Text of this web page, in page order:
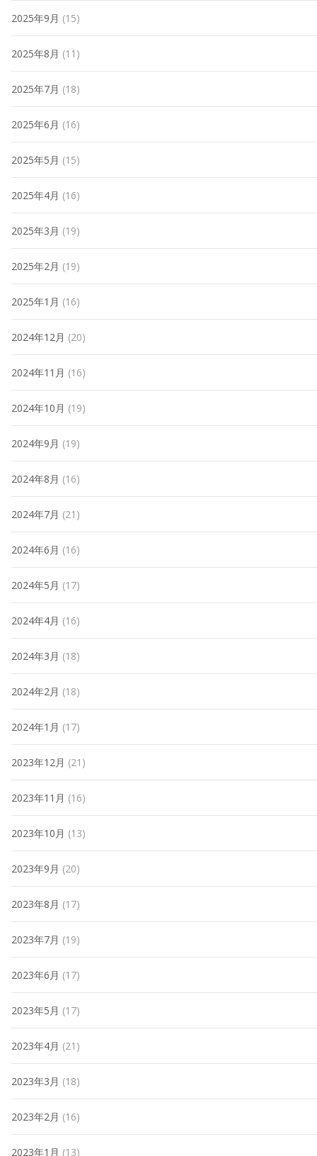
2025年9月 (15)
2025年8月 (11)
2025年7月 (18)
2025年6月 (16)
2025年5月 (15)
2025年4月 (16)
2025年3月 (19)
2025年2月 (19)
2025年1月 (16)
2024年12月 (20)
2024年11月 (16)
2024年10月 (19)
2024年9月 (19)
2024年8月 (16)
2024年7月 (21)
2024年6月 (16)
2024年5月 (17)
2024年4月 (16)
2024年3月 (18)
2024年2月 (18)
2024年1月 (17)
2023年12月 (21)
2023年11月 (16)
2023年10月 (13)
2023年9月 (20)
2023年8月 (17)
2023年7月 (19)
2023年6月 (17)
2023年5月 (17)
2023年4月 (21)
2023年3月 (18)
2023年2月 (16)
2023年1月 (13)